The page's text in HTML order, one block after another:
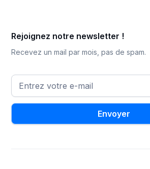
Rejoignez notre newsletter !
Recevez un mail par mois, pas de spam.